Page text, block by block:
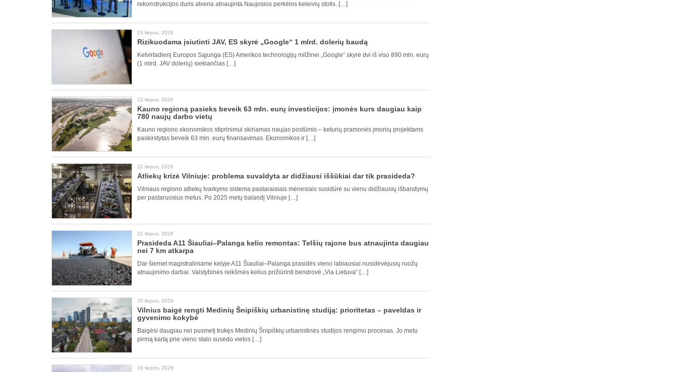
rekonstrukcijos duris atveria atnaujinta Naujosios perkėlos keleivių stotis. […]
23 liepos, 2026
Rizikuodama įsiutinti JAV, ES skyrė „Google“ 1 mlrd. dolerių baudą
Ketvirtadienį Europos Sąjunga (ES) Amerikos technologijų milžinei „Google“ skyrė dvi iš viso 890 mln. eurų
(1 mlrd. JAV dolerių) siekiančias […]
22 liepos, 2026
Kauno regioną pasieks beveik 63 mln. eurų investicijos: įmonės kurs daugiau kaip
780 naujų darbo vietų
Kauno regiono ekonomikos stiprinimui skiriamas naujas postūmis – keturių pramonės įmonių projektams
paskirstytas beveik 63 mln. eurų finansavimas. Ekonomikos ir […]
22 liepos, 2026
Atliekų krizė Vilniuje: problema suvaldyta ar didžiausi iššūkiai dar tik prasideda?
Vilniaus regiono atliekų tvarkymo sistema pastaraisiais mėnesiais susidūrė su vienu didžiausių išbandymų
per pastaruosius metus. Po 2025 metų balandį Vilniuje […]
21 liepos, 2026
Prasideda A11 Šiauliai–Palanga kelio remontas: Telšių rajone bus atnaujinta daugiau
nei 7 km atkarpa
Dar šiemet magistraliniame kelyje A11 Šiauliai–Palanga prasidės vieno labiausiai nusidėvėjusių ruožų
atnaujinimo darbai. Valstybinės reikšmės kelius prižiūrinti bendrovė „Via Lietuva“ […]
20 liepos, 2026
Vilnius baigė rengti Medinių Šnipiškių urbanistinę studiją: prioritetas – paveldas ir
gyvenimo kokybė
Baigėsi daugiau nei pusmetį trukęs Medinių Šnipiškių urbanistinės studijos rengimo procesas. Jo metu
pirmą kartą prie vieno stalo susėdo vietos […]
16 liepos, 2026